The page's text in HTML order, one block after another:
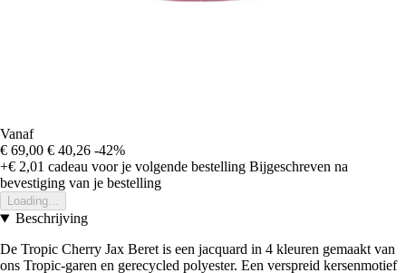
Vanaf
€ 69,00 € 40,26 -42%
+€ 2,01 cadeau voor je volgende bestelling Bijgeschreven na
bevestiging van je bestelling
Loading...
Beschrijving
De Tropic Cherry Jax Beret is een jacquard in 4 kleuren gemaakt van
ons Tropic-garen en gerecycled polyester. Een verspreid kersenmotief